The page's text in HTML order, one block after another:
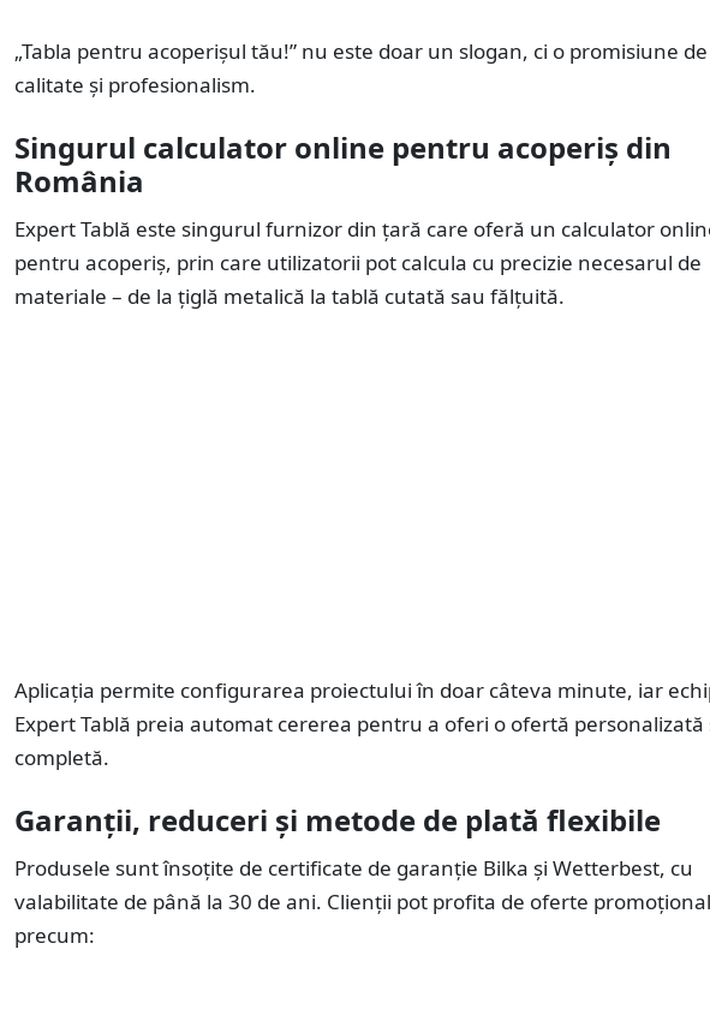
„Tabla pentru acoperișul tău!” nu este doar un slogan, ci o promisiune de
calitate și profesionalism.
Singurul calculator online pentru acoperiș din
România
Expert Tablă este singurul furnizor din țară care oferă un calculator
pentru acoperiș, prin care utilizatorii pot calcula cu precizie necesarul de
materiale – de la țiglă metalică la tablă cutată sau fălțuită.
Aplicația permite configurarea proiectului în doar câteva minute, iar
Expert Tablă preia automat cererea pentru a oferi o ofertă personalizată
completă.
Garanții, reduceri și metode de plată flexibile
Produsele sunt însoțite de certificate de garanție Bilka și Wetterbest, cu
valabilitate de până la 30 de ani. Clienții pot profita de oferte
precum: